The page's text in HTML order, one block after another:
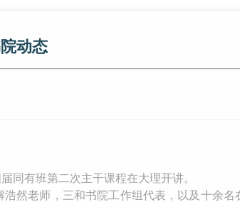
动态
同有班第二次主干课程在大理开讲。
然老师，三和书院工作组代表，以及十余名